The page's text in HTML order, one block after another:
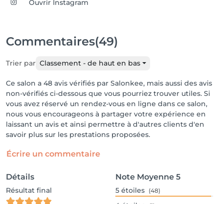
Ouvrir Instagram
Commentaires(49)
Trier par Classement - de haut en bas
Ce salon a 48 avis vérifiés par Salonkee, mais aussi des avis
non-vérifiés ci-dessous que vous pourriez trouver utiles. Si
vous avez réservé un rendez-vous en ligne dans ce salon,
nous vous encourageons à partager votre expérience en
laissant un avis et ainsi permettre à d'autres clients d'en
savoir plus sur les prestations proposées.
Écrire un commentaire
Détails
Résultat final
Note Moyenne 5
5 étoiles (48)